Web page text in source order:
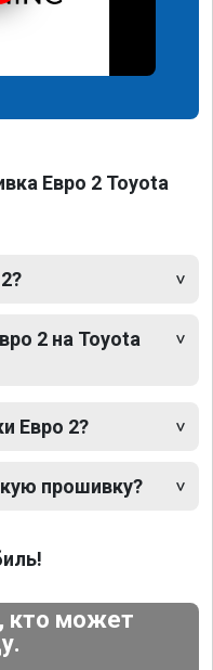
Евро 2 Toyota
2 на Toyota
Евро 2?
прошивку?
кто может